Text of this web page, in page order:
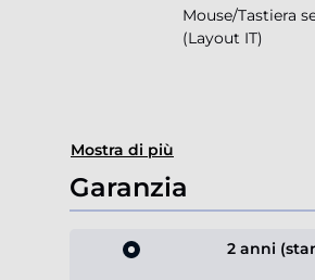
Mouse/Tastiera
(Layout IT)
Mostra di più
Garanzia
2 anni